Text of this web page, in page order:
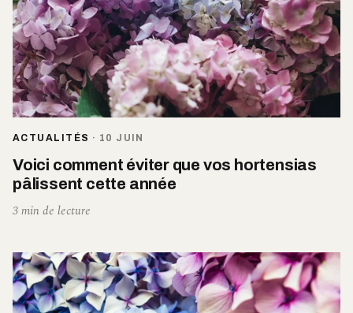
ACTUALITÉS · 10 JUIN
Voici comment éviter que vos hortensias
pâlissent cette année
3 min de lecture